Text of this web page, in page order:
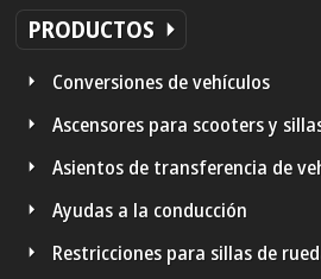
PRODUCTOS
Conversiones de vehículos
Ascensores para scooters y
Asientos de transferencia de
Ayudas a la conducción
Restricciones para sillas de